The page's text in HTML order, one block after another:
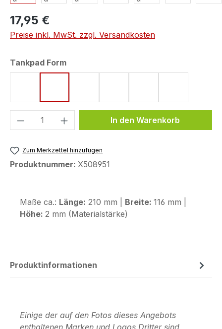
17,95 €
Preise inkl. MwSt. zzgl. Versandkosten
Tankpad Formauswählen
Produkt Anzahl: Gib denIn den Warenkorb
Zum Merkzettel hinzufügen
Produktnummer: X508951
Maße ca.: Länge: 210 mm | Breite: 116 mm |
Höhe: 2 mm (Materialstärke)
Produktinformationen
Einige der auf den Fotos dieses Angebots